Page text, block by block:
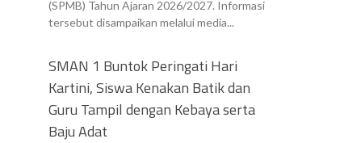
(SPMB) Tahun Ajaran 2026/2027. Informasi
tersebut disampaikan melalui media...
SMAN 1 Buntok Peringati Hari
Kartini, Siswa Kenakan Batik dan
Guru Tampil dengan Kebaya serta
Baju Adat